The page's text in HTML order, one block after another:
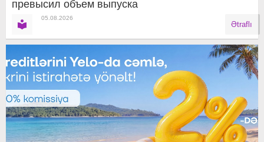
превысил объем выпуска
05.08.2026
Ətraflı